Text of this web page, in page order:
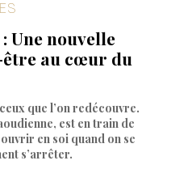
: Une nouvelle
au cœur du
que l’on redécouvre.
est en train de
en soi quand on se
s’arrêter.